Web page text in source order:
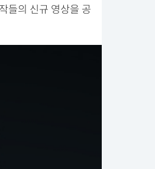
들의 신규 영상을 공